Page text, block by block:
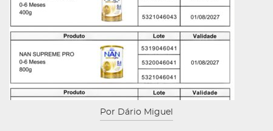
Por Dário Miguel